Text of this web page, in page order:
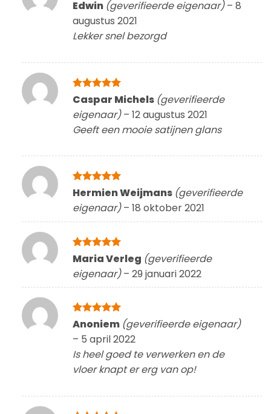
Gewaardeerd
Edwin (geverifieerde eigenaar) – 8
augustus 2021
Lekker snel bezorgd
Gewaardeerd
5uit 5
Caspar Michels (geverifieerde
eigenaar) – 12 augustus 2021
Geeft een mooie satijnen glans
Gewaardeerd
Hermien Weijmans (geverifieerde
eigenaar) – 18 oktober 2021
Gewaardeerd
5uit 5
Maria Verleg (geverifieerde
eigenaar) – 29 januari 2022
Gewaardeerd
Anoniem (geverifieerde eigenaar)
– 5 april 2022
Is heel goed te verwerken en de
vloer knapt er erg van op!